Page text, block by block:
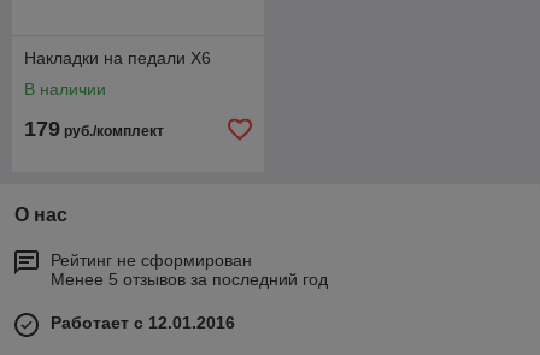
Накладки на педали Х6
В наличии
179 руб./комплект
О нас
Рейтинг не сформирован
Менее 5 отзывов за последний год
Работает с 12.01.2016